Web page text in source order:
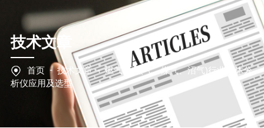
技术文章
首页 - 技术文章 - 燃气(天然气、煤气、沼气)行业气体分
析仪应用及选型